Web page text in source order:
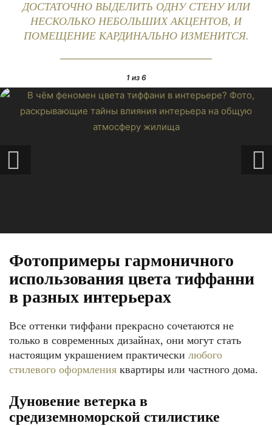
ДОСТАТОЧНО ВЫДЕЛИТЬ ОДНУ СТЕНУ ИЛИ
НЕСКОЛЬКО НЕБОЛЬШИХ АКЦЕНТОВ, И
ПОМЕЩЕНИЕ КАРДИНАЛЬНО ИЗМЕНИТСЯ.
1из 6
Фотопримеры гармоничного
использования цвета тиффанни
в разных интерьерах
Все оттенки тиффани прекрасно сочетаются не
только в современных дизайнах, они могут стать
настоящим украшением практически любого
стилевого оформления квартиры или частного дома.
Дуновение ветерка в
средиземноморской стилистике